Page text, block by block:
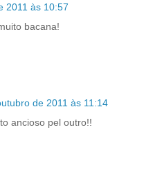
2011 às 10:57
bacana!
de 2011 às 11:14
ancioso pel outro!!